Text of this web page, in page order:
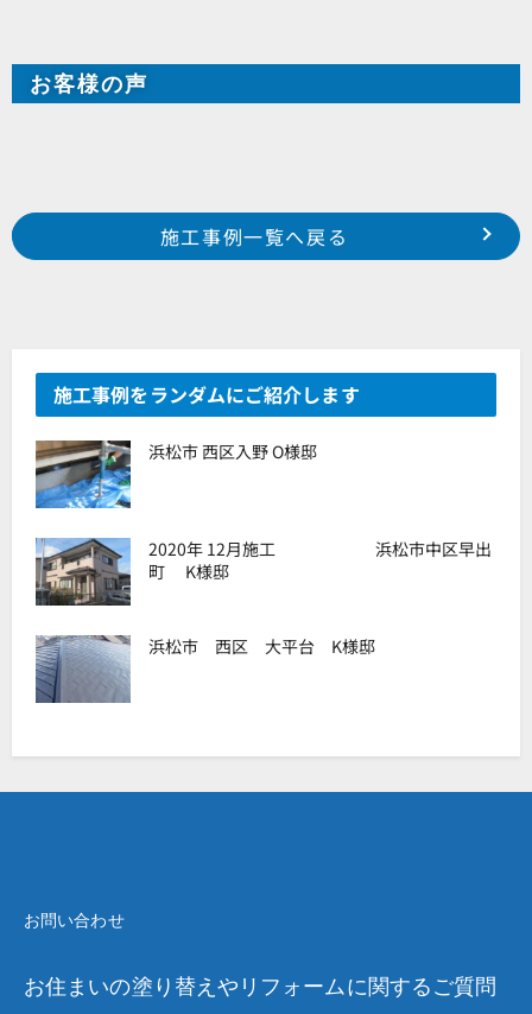
お客様の声
Prev
2021年4月施工 浜松市中区上島 某集合住宅様
施工事例一覧へ戻る
施工事例をランダムにご紹介します
浜松市 西区入野 O様邸
2020年 12月施工 浜松市中区早出
町 K様邸
浜松市 西区 大平台 K様邸
お問い合わせ
お住まいの塗り替えやリフォームに関するご質問